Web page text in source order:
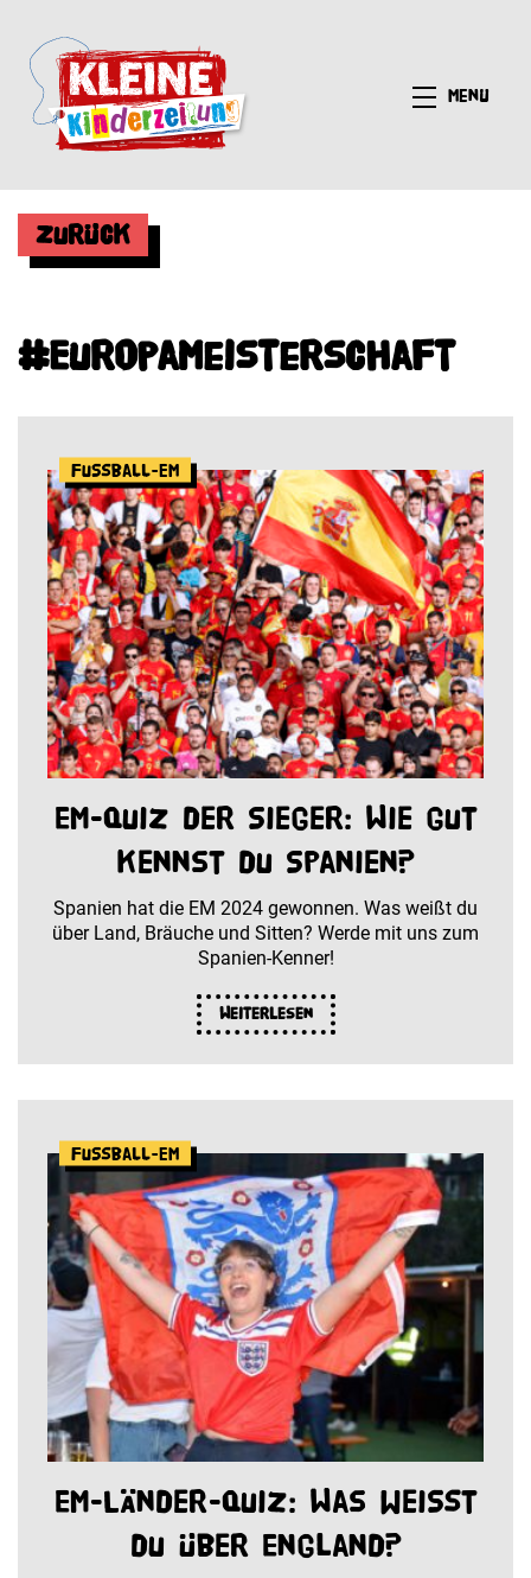
Menü
Zurück
#Europameisterschaft
Fußball-EM
EM-Quiz der Sieger: Wie gut
kennst du Spanien?
Spanien hat die EM 2024 gewonnen. Was weißt du
über Land, Bräuche und Sitten? Werde mit uns zum
Spanien-Kenner!
Weiterlesen
Fußball-EM
EM-Länder-Quiz: Was weißt
du über England?